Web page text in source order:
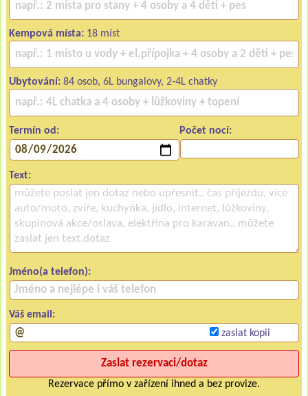
Kempová místa: 18 míst
Ubytování: 84 osob, 6L bungalovy, 2-4L chatky
Termín od: Počet nocí:
Text:
Jméno(a telefon):
Váš email:
zaslat kopii
Rezervace přímo v zařízení ihned a bez provize.